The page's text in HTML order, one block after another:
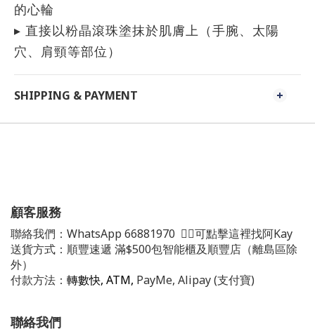
的心輪
▸ 直接以粉晶滾珠塗抹於肌膚上（手腕、太陽
穴、肩頸等部位）
SHIPPING & PAYMENT
顧客服務
聯絡我們： WhatsApp 66881970 👈🏻可點擊這裡找阿Kay
送貨方式：順豐速遞 滿$500包智能櫃及順豐店（離島區除
外）
付款方法： 轉數快, ATM, PayMe, Alipay (支付寶)
聯絡我們